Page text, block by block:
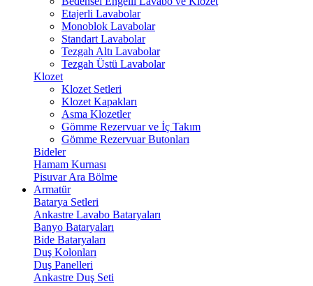
Etajerli Lavabolar
Monoblok Lavabolar
Standart Lavabolar
Tezgah Altı Lavabolar
Tezgah Üstü Lavabolar
Klozet
Klozet Setleri
Klozet Kapakları
Asma Klozetler
Gömme Rezervuar ve İç Takım
Gömme Rezervuar Butonları
Bideler
Hamam Kurnası
Pisuvar Ara Bölme
Armatür
Batarya Setleri
Ankastre Lavabo Bataryaları
Banyo Bataryaları
Bide Bataryaları
Duş Kolonları
Duş Panelleri
Ankastre Duş Seti